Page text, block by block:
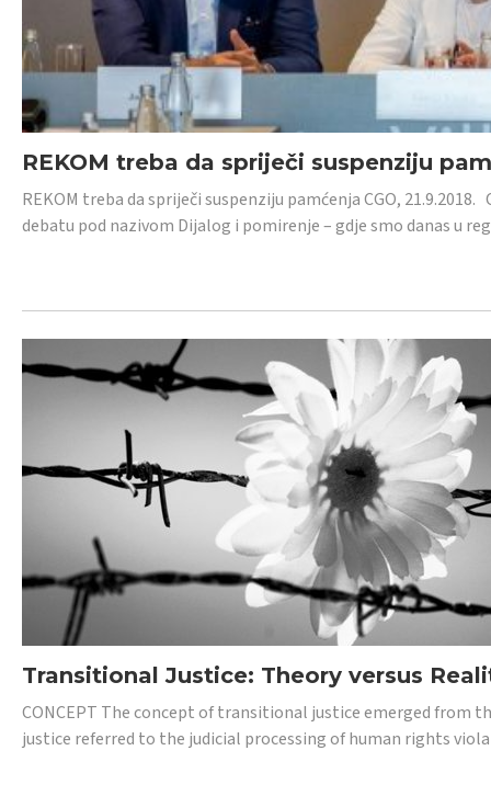
REKOM treba da spriječi suspenziju
REKOM treba da spriječi suspenziju pamćenja CGO,
debatu pod nazivom Dijalog i pomirenje – gdje smo danas u
Transitional Justice: Theory versus
CONCEPT The concept of transitional justice emerged
justice referred to the judicial processing of human rights